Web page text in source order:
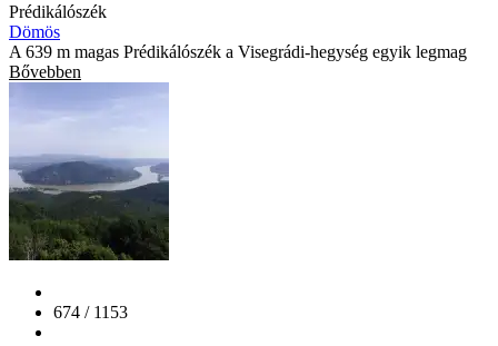
Prédikálószék
Dömös
A 639 m magas Prédikálószék a Visegrádi-hegység egyik legmag
Bővebben
674 / 1153